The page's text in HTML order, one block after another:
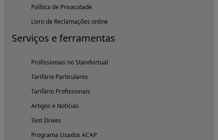
Política de Privacidade
Livro de Reclamações online
Serviços e ferramentas
Profissionais no Standvirtual
Tarifário Particulares
Tarifário Profissionais
Artigos e Notícias
Test Drives
Programa Usados ACAP